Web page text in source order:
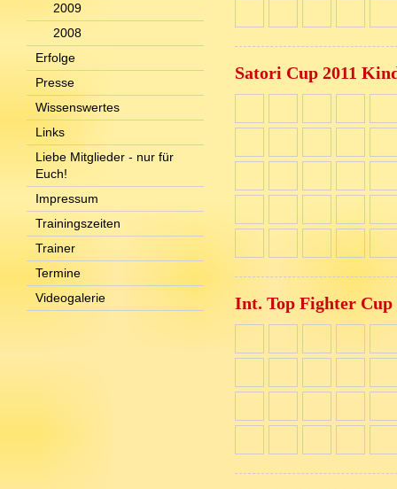
2009
2008
Erfolge
Presse
Wissenswertes
Links
Liebe Mitglieder - nur für
Euch!
Impressum
Trainingszeiten
Trainer
Termine
Videogalerie
Satori Cup 2011
Int. Top Fighter Cup